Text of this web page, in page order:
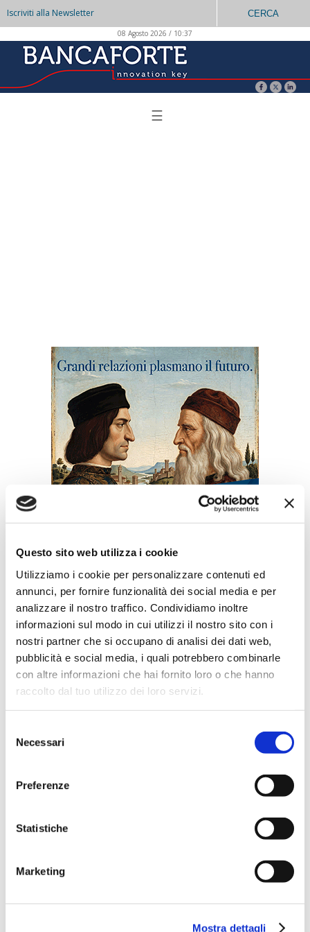
Questo sito web utilizza i cookie
Utilizziamo i cookie per personalizzare contenuti ed
annunci, per fornire funzionalità dei social media e per
analizzare il nostro traffico. Condividiamo inoltre
informazioni sul modo in cui utilizzi il nostro sito con i
nostri partner che si occupano di analisi dei dati web,
pubblicità e social media, i quali potrebbero combinarle
con altre informazioni che hai fornito loro o che hanno
raccolto dal tuo utilizzo dei loro servizi.
delNecessari
Preferenze
Statistiche
Marketing
Mostra dettagli
Iscriviti alla Newsletter CERCA
08 Agosto 2026 / 10:37
☰
ULTIMI SPECIALI EVENTI
WeSec - Il Salone della Sicurezza
Il nuovo appuntamento promosso dall’ABI su sicurezza,
geopolitica,...
D&I in Finance 2026
L’evento annuale promosso da ABI sulla valorizzazione
delle...
Geopolitica: tra fattori di rischio
e opportunità
L’evento annuale promosso da ABI, in collaborazione con
Un Paese che (non) invecchia
Fondazione Mario Ravà
Nuovo credito per un comparto agroalimentare moderno,
socialmente e...
Supervision, Risks & Profitability
L’evento annuale promosso da ABI, in collaborazione con